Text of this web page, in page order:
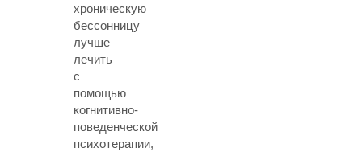
хроническую
бессонницу
лучше
лечить
с
помощью
когнитивно-
поведенческой
психотерапии,